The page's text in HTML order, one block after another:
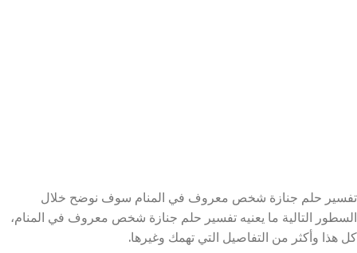
تفسير حلم جنازة شخص معروف في المنام سوف نوضح خلال
السطور التالية ما يعنيه تفسير حلم جنازة شخص معروف في المنام،
كل هذا وأكثر من التفاصيل التي تهمك وغيرها.